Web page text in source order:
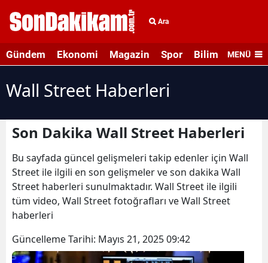
Ara
Gündem Ekonomi Magazin Spor Bilim veMENÜ
Wall Street Haberleri
Son Dakika Wall Street Haberleri
Bu sayfada güncel gelişmeleri takip edenler için Wall
Street ile ilgili en son gelişmeler ve son dakika Wall
Street haberleri sunulmaktadır. Wall Street ile ilgili
tüm video, Wall Street fotoğrafları ve Wall Street
haberleri
Güncelleme Tarihi: Mayıs 21, 2025 09:42